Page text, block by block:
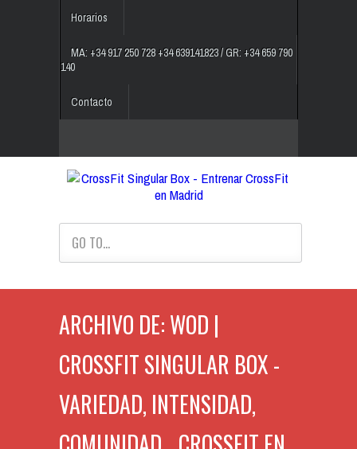
Horarios
MA: +34 917 250 728 +34 639141823 / GR: +34 659 790
140
Contacto
GO TO...
ARCHIVO DE: WOD |
CROSSFIT SINGULAR BOX -
VARIEDAD, INTENSIDAD,